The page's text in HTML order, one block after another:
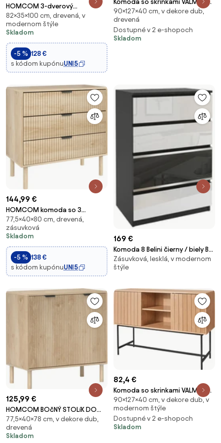
HOMCOM 3-dverový
bambusový komoda so
policami pre obývaciu izbu a
jedálne 100x35x82 cm | Aosom
82×35×100 cm, drevená, v
modernom štýle
Skladom
-5 % 128 €
s kódom kupónuUNI5
Komoda so skrinkami VALMOR
90x127 cm, dekor dub
90×127×40 cm, v dekore dub,
drevená
Dostupné v 2 e-shopoch
Skladom
144,99 €
HOMCOM komoda so 3
zásuvkami v severskom štýle s
antikolíznym systémom, s
drážkovanými panelmi a
kovovými úchytkami pre
obývaciu izbu a predsieň 80x40
77,5×40×80 cm, drevená,
zásuvková
Skladom
-5 % 138 €
s kódom kupónuUNI5
169 €
Komoda 8 Belini čierny / biely BH
KOM1/2/B/WI/3W1B/0
Zásuvková, lesklá, v modernom
štýle
125,99 €
HOMCOM BOčNÝ STOLíK DO
OBÝVAČKY S NASTAVITEľNOU
POLICOU, 2 DVERAMI,
PROTIPREVRHNUTÍM A NOGAMI Z
77,5×40×78 cm, v dekore dub,
drevená
Skladom
82,4 €
Komoda so skrinkami VALMOR
90x127 cm, dekor dub
90×127×40 cm, v dekore dub, v
modernom štýle
Dostupné v 2 e-shopoch
Skladom